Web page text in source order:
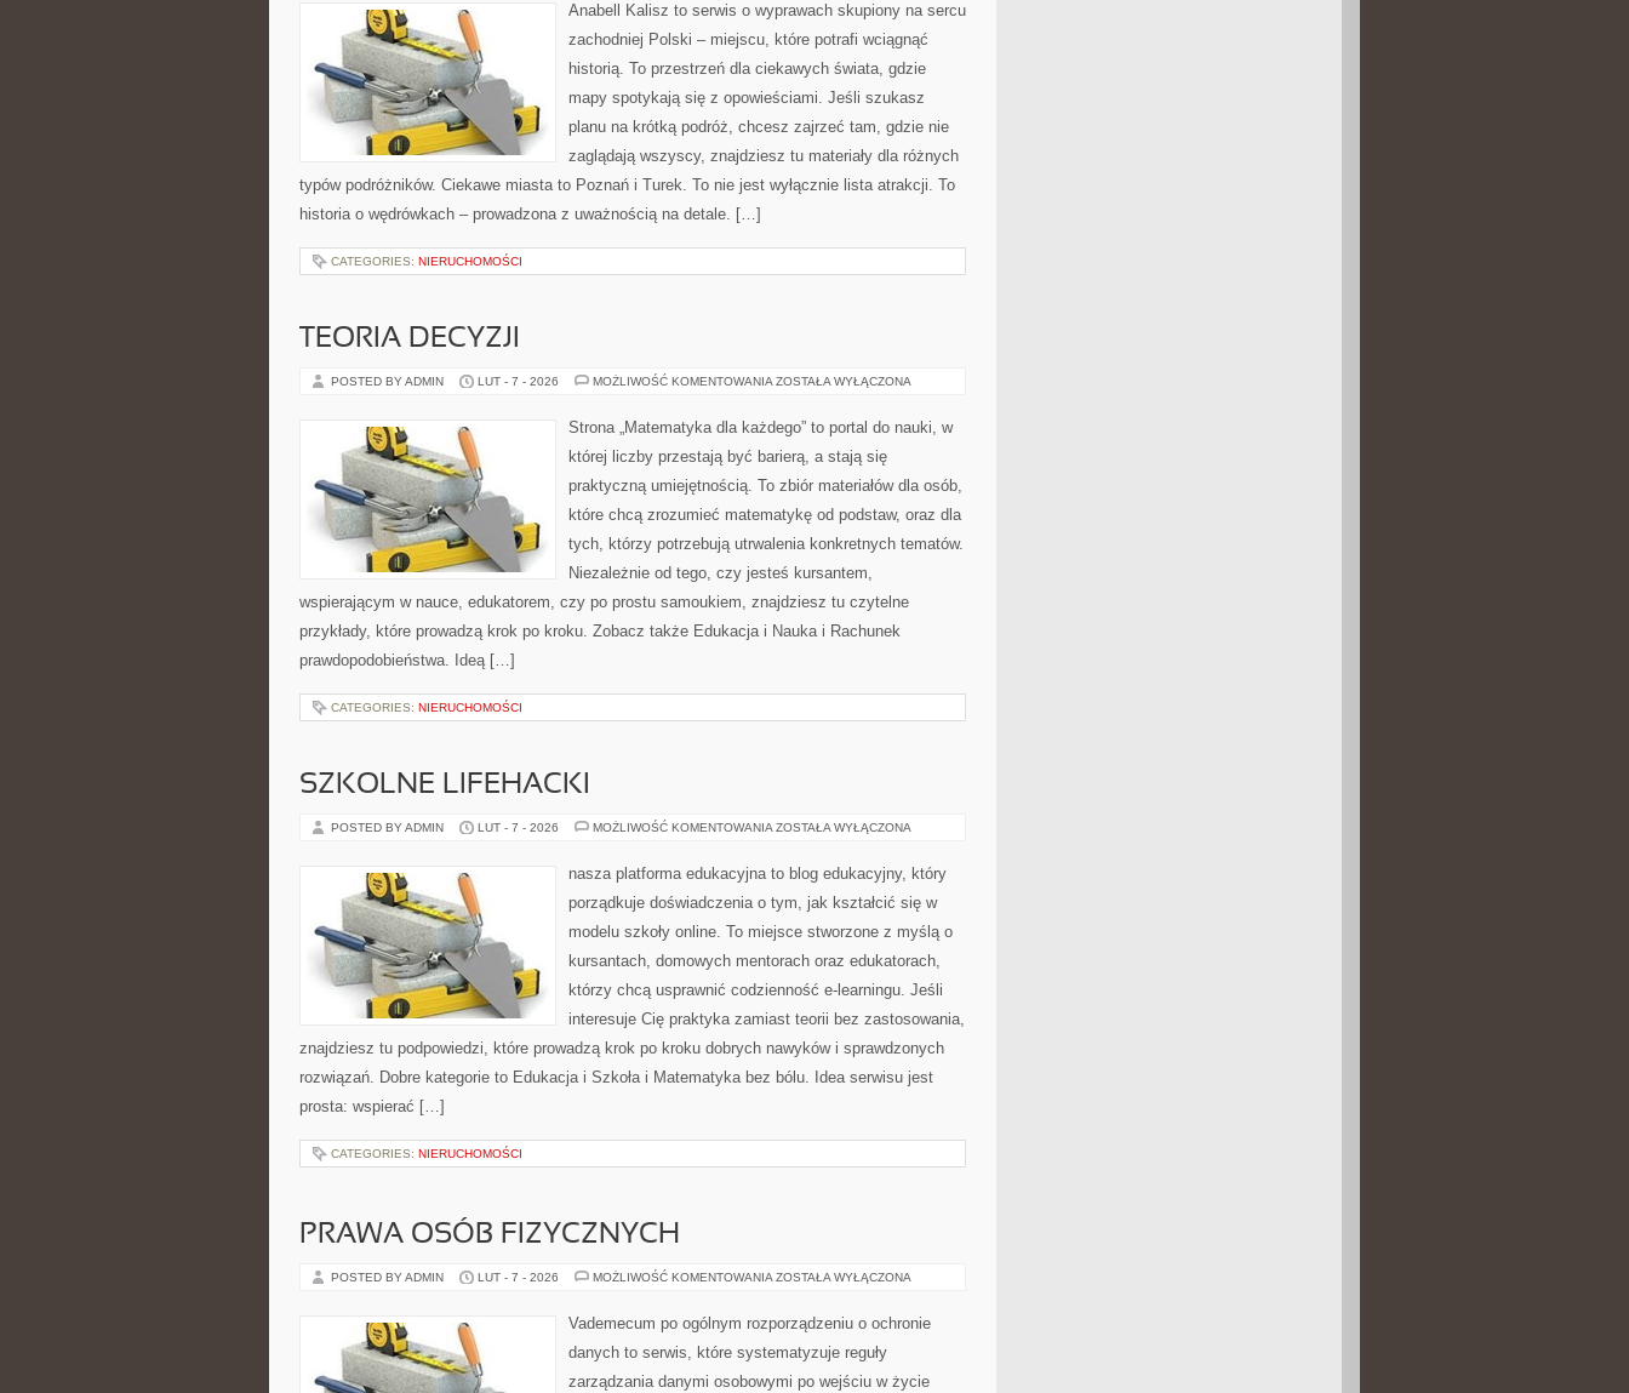
Anabell Kalisz to serwis o wyprawach skupiony na sercu
zachodniej Polski – miejscu, które potrafi wciągnąć
historią. To przestrzeń dla ciekawych świata, gdzie
mapy spotykają się z opowieściami. Jeśli szukasz
planu na krótką podróż, chcesz zajrzeć tam, gdzie nie
zaglądają wszyscy, znajdziesz tu materiały dla różnych
typów podróżników. Ciekawe miasta to Poznań i Turek. To nie jest wyłącznie lista atrakcji. To
historia o wędrówkach – prowadzona z uważnością na detale. […]
CATEGORIES: NIERUCHOMOŚCI
TEORIA DECYZJI
POSTED BY ADMIN LUT - 7 - 2026 MOŻLIWOŚĆ KOMENTOWANIA TEORIA
ZOSTAŁA WYŁĄCZONA
Strona „Matematyka dla każdego” to portal do nauki, w
której liczby przestają być barierą, a stają się
praktyczną umiejętnością. To zbiór materiałów dla osób,
które chcą zrozumieć matematykę od podstaw, oraz dla
tych, którzy potrzebują utrwalenia konkretnych tematów.
Niezależnie od tego, czy jesteś kursantem,
wspierającym w nauce, edukatorem, czy po prostu samoukiem, znajdziesz tu czytelne
przykłady, które prowadzą krok po kroku. Zobacz także Edukacja i Nauka i Rachunek
prawdopodobieństwa. Ideą […]
CATEGORIES: NIERUCHOMOŚCI
SZKOLNE LIFEHACKI
POSTED BY ADMIN LUT - 7 - 2026 MOŻLIWOŚĆ KOMENTOWANIA SZKOLNE
ZOSTAŁA WYŁĄCZONA
nasza platforma edukacyjna to blog edukacyjny, który
porządkuje doświadczenia o tym, jak kształcić się w
modelu szkoły online. To miejsce stworzone z myślą o
kursantach, domowych mentorach oraz edukatorach,
którzy chcą usprawnić codzienność e-learningu. Jeśli
interesuje Cię praktyka zamiast teorii bez zastosowania,
znajdziesz tu podpowiedzi, które prowadzą krok po kroku dobrych nawyków i sprawdzonych
rozwiązań. Dobre kategorie to Edukacja i Szkoła i Matematyka bez bólu. Idea serwisu jest
prosta: wspierać […]
CATEGORIES: NIERUCHOMOŚCI
PRAWA OSÓB FIZYCZNYCH
POSTED BY ADMIN LUT - 7 - 2026 MOŻLIWOŚĆ KOMENTOWANIA PRAWA
ZOSTAŁA WYŁĄCZONA
Vademecum po ogólnym rozporządzeniu o ochronie
danych to serwis, które systematyzuje reguły
zarządzania danymi osobowymi po wejściu w życie